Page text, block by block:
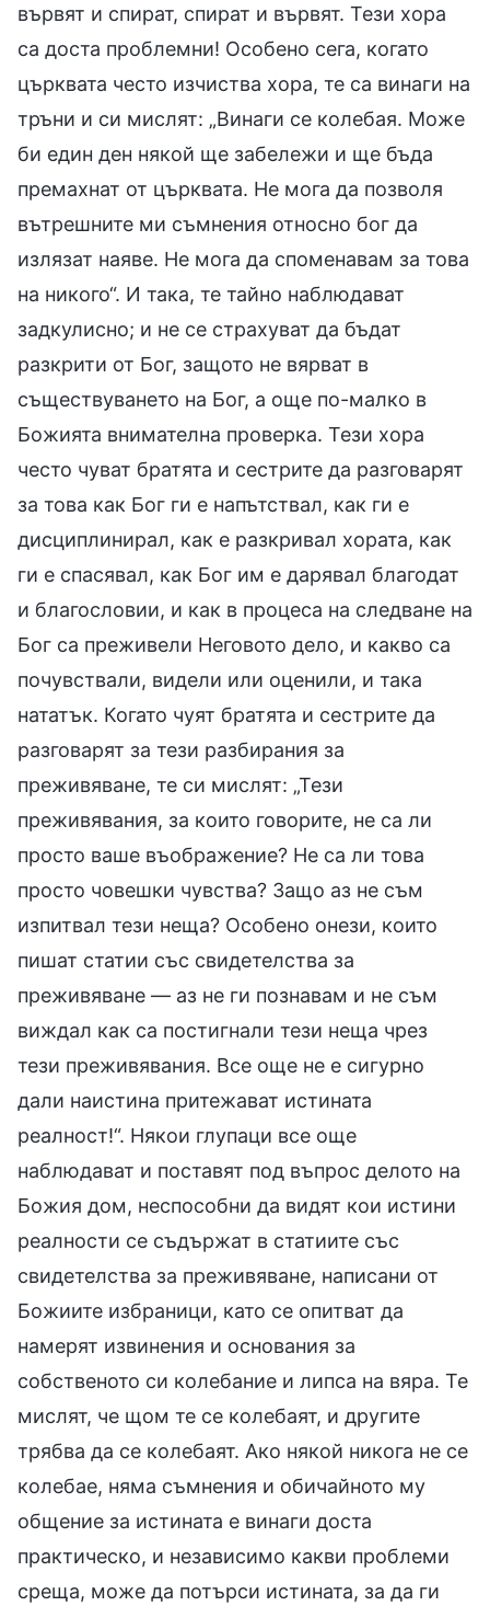
вървят и спират, спират и вървят. Тези хора
са доста проблемни! Особено сега, когато
църквата често изчиства хора, те са винаги на
тръни и си мислят: „Винаги се колебая. Може
би един ден някой ще забележи и ще бъда
премахнат от църквата. Не мога да позволя
вътрешните ми съмнения относно бог да
излязат наяве. Не мога да споменавам за това
на никого“. И така, те тайно наблюдават
задкулисно; и не се страхуват да бъдат
разкрити от Бог, защото не вярват в
съществуването на Бог, а още по-малко в
Божията внимателна проверка. Тези хора
често чуват братята и сестрите да разговарят
за това как Бог ги е напътствал, как ги е
дисциплинирал, как е разкривал хората, как
ги е спасявал, как Бог им е дарявал благодат
и благословии, и как в процеса на следване на
Бог са преживели Неговото дело, и какво са
почувствали, видели или оценили, и така
нататък. Когато чуят братята и сестрите да
разговарят за тези разбирания за
преживяване, те си мислят: „Тези
преживявания, за които говорите, не са ли
просто ваше въображение? Не са ли това
просто човешки чувства? Защо аз не съм
изпитвал тези неща? Особено онези, които
пишат статии със свидетелства за
преживяване — аз не ги познавам и не съм
виждал как са постигнали тези неща чрез
тези преживявания. Все още не е сигурно
дали наистина притежават истината
реалност!“. Някои глупаци все още
наблюдават и поставят под въпрос делото на
Божия дом, неспособни да видят кои истини
реалности се съдържат в статиите със
свидетелства за преживяване, написани от
Божиите избраници, като се опитват да
намерят извинения и основания за
собственото си колебание и липса на вяра. Те
мислят, че щом те се колебаят, и другите
трябва да се колебаят. Ако някой никога не се
колебае, няма съмнения и обичайното му
общение за истината е винаги доста
практическо, и независимо какви проблеми
среща, може да потърси истината, за да ги